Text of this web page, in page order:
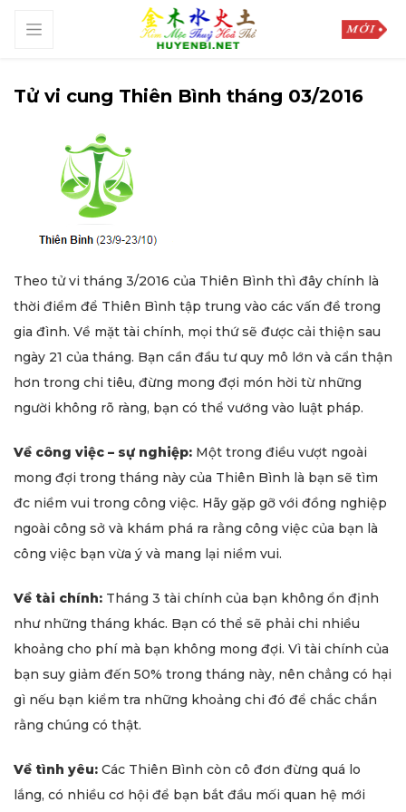
Tử vi cung Thiên Bình tháng 03/2016
Theo tử vi tháng 3/2016 của Thiên Bình thì đây chính là
thời điểm để Thiên Bình tập trung vào các vấn đề trong
gia đình. Về mặt tài chính, mọi thứ sẽ được cải thiện sau
ngày 21 của tháng. Bạn cần đầu tư quy mô lớn và cẩn thận
hơn trong chi tiêu, đừng mong đợi món hời từ những
người không rõ ràng, bạn có thể vướng vào luật pháp.
Về công việc – sự nghiệp: Một trong điều vượt ngoài
mong đợi trong tháng này của Thiên Bình là bạn sẽ tìm
đc niềm vui trong công việc. Hãy gặp gỡ với đồng nghiệp
ngoài công sở và khám phá ra rằng công việc của bạn là
công việc bạn vừa ý và mang lại niềm vui.
Về tài chính: Tháng 3 tài chính của bạn không ổn định
như những tháng khác. Bạn có thể sẽ phải chi nhiều
khoảng cho phí mà bạn không mong đợi. Vì tài chính của
bạn suy giảm đến 50% trong tháng này, nên chẳng có hại
gì nếu bạn kiểm tra những khoảng chi đó để chắc chắn
rằng chúng có thật.
Về tình yêu: Các Thiên Bình còn cô đơn đừng quá lo
lắng, có nhiều cơ hội để bạn bắt đầu mối quan hệ mới